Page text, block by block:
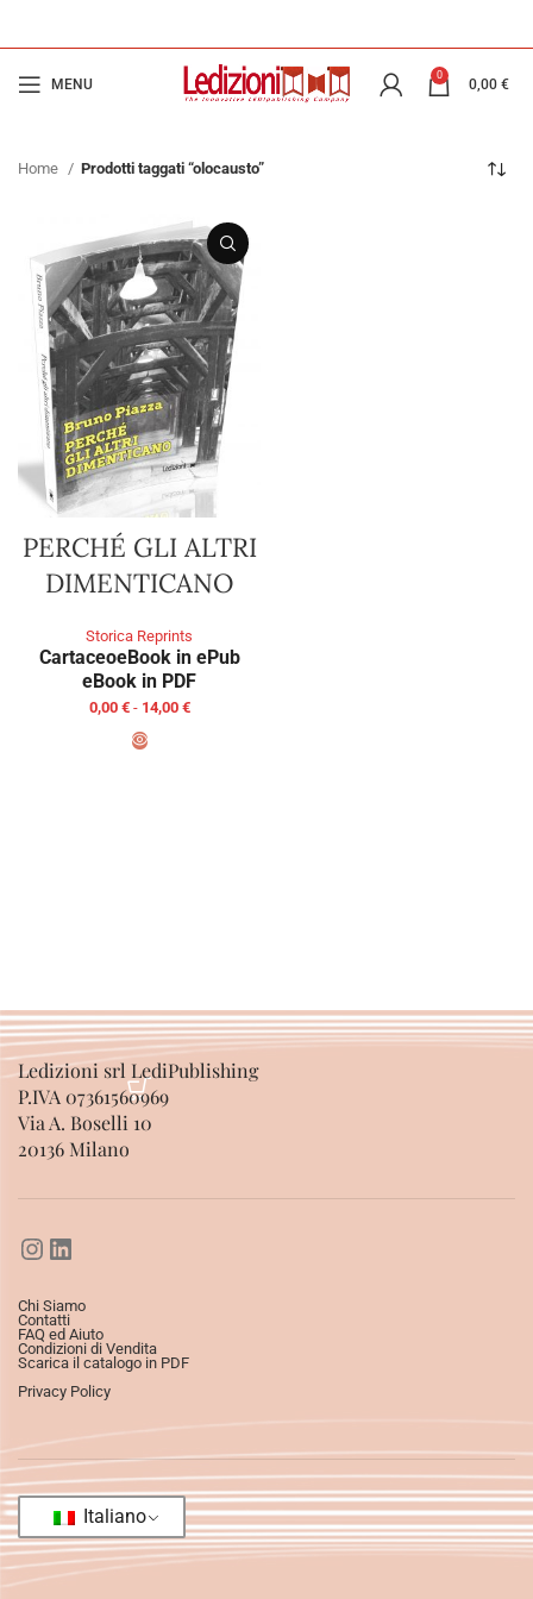
MENU
0
0,00 €
Home Prodotti taggati “olocausto”
PERCHÉ GLI ALTRI
DIMENTICANO
Storica Reprints
CartaceoeBook in ePub
eBook in PDF
0,00 € - 14,00 €
Ledizioni srl LediPublishing
P.IVA 07361560969
Via A. Boselli 10
20136 Milano
Chi Siamo
Contatti
FAQ ed Aiuto
Condizioni di Vendita
Scarica il catalogo in PDF
Privacy Policy
Italiano